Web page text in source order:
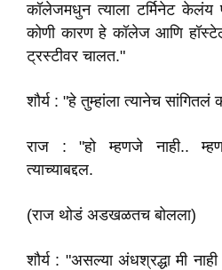
कॉलेजमधुन त्याला टर्मिनेट
कोणी कारण हे कॉलेज आणि हॉस्टेल
ट्रस्टीवर चालत."
शौर्य : "हे तुम्हांला त्यानेच सांगितलं
राज : "हो म्हणजे नाही..
त्याच्याबद्दल.
(राज थोडं अडखळतच बोलला)
शौर्य : "असल्या अंधश्रद्धा मी